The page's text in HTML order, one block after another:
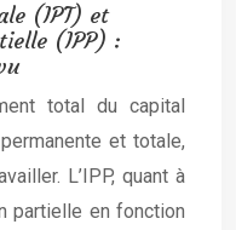
(IPT) et
(IPP) :
total du capital
et totale,
L’IPP, quant à
partielle en fonction